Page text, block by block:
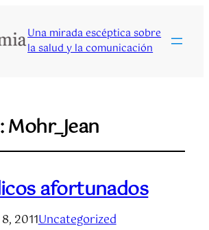
Una mirada escéptica sobre
la salud y la comunicación
Mohr_Jean
afortunados
2011Uncategorized